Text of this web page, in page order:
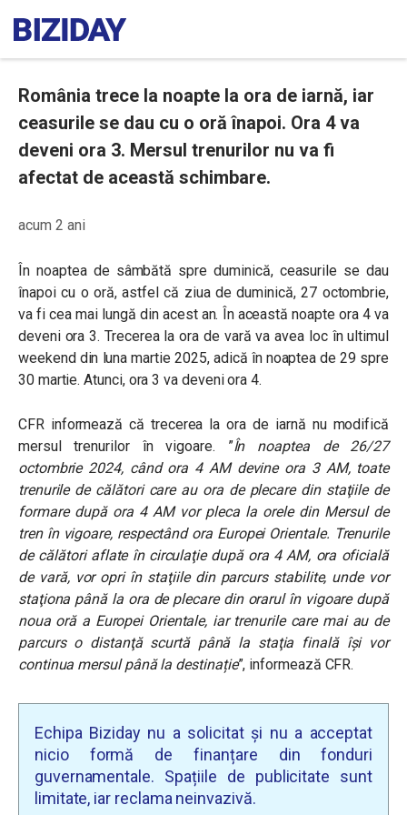
România trece la noapte la ora de iarnă, iar
ceasurile se dau cu o oră înapoi. Ora 4 va
deveni ora 3. Mersul trenurilor nu va fi
afectat de această schimbare.
acum 2 ani
În noaptea de sâmbătă spre duminică, ceasurile se dau
înapoi cu o oră, astfel că ziua de duminică, 27 octombrie,
va fi cea mai lungă din acest an. În această noapte ora 4 va
deveni ora 3.Trecerea la ora de vară va avea loc în ultimul
weekend din luna martie 2025, adică în noaptea de 29 spre
30 martie. Atunci, ora 3 va deveni ora 4.
CFR informează că trecerea la ora de iarnă nu modifică
mersul trenurilor în vigoare. ”În noaptea de 26/27
octombrie 2024, când ora 4 AM devine ora 3 AM, toate
trenurile de călători care au ora de plecare din staţiile de
formare după ora 4 AM vor pleca la orele din Mersul de
tren în vigoare, respectând ora Europei Orientale. Trenurile
de călători aflate în circulaţie după ora 4 AM, ora oficială
de vară, vor opri în staţiile din parcurs stabilite, unde vor
staţiona până la ora de plecare din orarul în vigoare după
noua oră a Europei Orientale, iar trenurile care mai au de
parcurs o distanţă scurtă până la staţia finală îşi vor
continua mersul până la destinație”, informează CFR.
Echipa Biziday nu a solicitat și nu a acceptat
nicio formă de finanțare din fonduri
guvernamentale. Spațiile de publicitate sunt
limitate, iar reclama neinvazivă.